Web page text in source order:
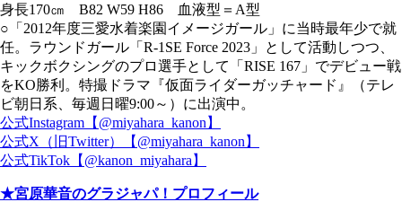
身長170㎝ B82 W59 H86 血液型＝A型
○「2012年度三愛水着楽園イメージガール」に当時最年少で就
任。ラウンドガール「R-1SE Force 2023」として活動しつつ、
キックボクシングのプロ選手として「RISE 167」でデビュー戦
をKO勝利。特撮ドラマ『仮面ライダーガッチャード』（テレ
ビ朝日系、毎週日曜9:00～）に出演中。
公式Instagram【@miyahara_kanon】
公式X（旧Twitter）【@miyahara_kanon】
公式TikTok【@kanon_miyahara】
★宮原華音のグラジャパ！プロフィール